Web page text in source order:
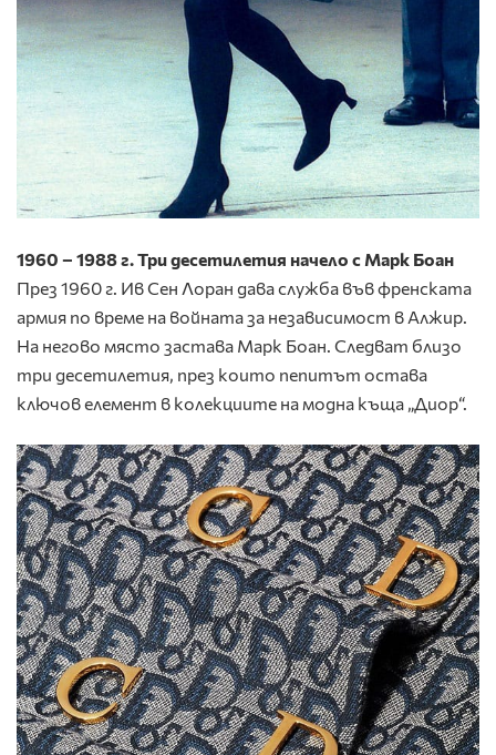
1960 – 1988 г. Три десетилетия начело с Марк Боан
През 1960 г. Ив Сен Лоран дава служба във френската
армия по време на войната за независимост в Алжир.
На негово място застава Марк Боан. Следват близо
три десетилетия, през които пепитът остава
ключов елемент в колекциите на модна къща „Диор“.